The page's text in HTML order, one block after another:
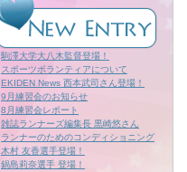
駒澤大学大八木監督登場！
スポーツボランティアについて
EKIDEN News 西本武司さん登場！
9月練習会のお知らせ
8月練習会レポート
雑誌ランナーズ編集長 黒崎悠さん
ランナーのためのコンディショニング
木村 友香選手登場！
鍋島莉奈選手 登場！